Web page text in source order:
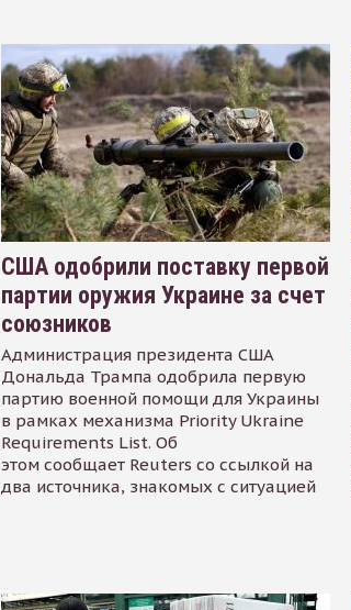
США одобрили поставку первой
партии оружия Украине за счет
союзников
Администрация президента США
Дональда Трампа одобрила первую
партию военной помощи для Украины
в рамках механизма Priority Ukraine
Requirements List. Об
этом сообщает Reuters со ссылкой на
два источника, знакомых с ситуацией